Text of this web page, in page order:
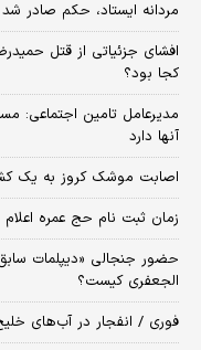
مردانه ایستاد، حکم صادر
افشای جزئیاتی از قتل
کجا بود؟
مدیرعامل تامین اجتماعی:
آنها دارد
اصابت موشک کروز به یک
زمان ثبت‌ نام حج عمره
حضور جنجالی «دیپلمات
الجعفری کیست؟
فوری / انفجار در آب‌های